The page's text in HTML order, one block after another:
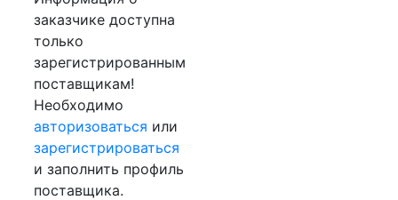
заказчике доступна
только
зарегистрированным
поставщикам!
Необходимо
авторизоваться или
зарегистрироваться
и заполнить профиль
поставщика.